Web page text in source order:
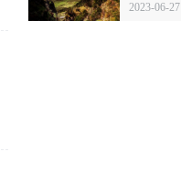
2023-06-27